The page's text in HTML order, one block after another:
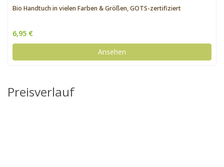
Bio Handtuch in vielen Farben & Größen, GOTS-zertifiziert
6,95 €
Ansehen
Preisverlauf